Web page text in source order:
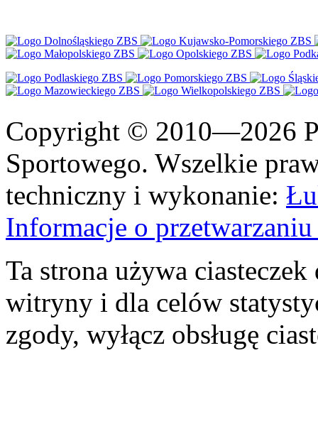
Copyright © 2010—2026
Sportowego. Wszelkie
techniczny i wykonanie:
Informacje o
Ta strona używa
witryny i dla celów
zgody, wyłącz obsługę